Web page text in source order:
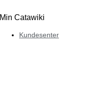
Min Catawiki
Kundesenter